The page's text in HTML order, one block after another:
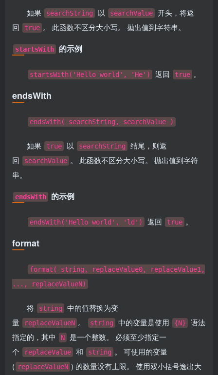
如果 searchString 以 searchValue
开头，将返
回
true 。 此函数不区分大小写。 抛出值到字符串。
startsWith 的示例
startsWith('Hello world', 'He') 返回 true 。
endsWith
endsWith( searchString, searchValue )
如果 true 以 searchString
结尾，则返
回
searchValue 。 此函数不区分大小写。 抛出值到字符
串。
endsWith 的示例
endsWith('Hello world', 'ld') 返回 true 。
format
format( string, replaceValue0, replaceValue1,
..., replaceValueN)
将 string
中的值替换为变
量
replaceValueN 。 string 中的变量是使用 {N}
语法
指定的，其中
N
是一个整数。 必须至少指定一
个
replaceValue 和 string 。 可使用的变量
( replaceValueN ) 的数量没有上限。 使用双小括号逸出大